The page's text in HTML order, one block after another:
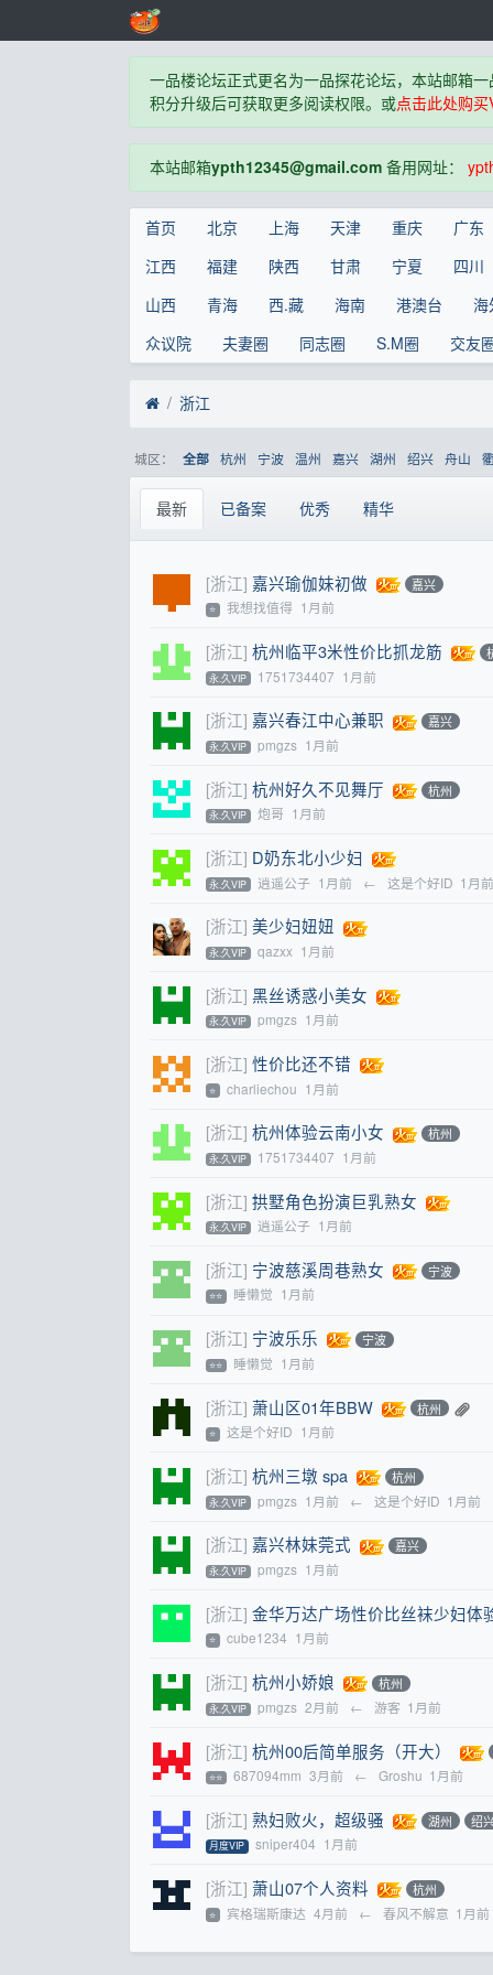
一品楼论坛正式更名为一品探花论坛，本站邮箱一
积分升级后可获取更多阅读权限。或点击此处购买
本站邮箱ypth12345@gmail.com备用网址：
首页 北京 上海 天津 重庆 广东
江西
福建 陕西 甘肃 宁夏 四川
山西
青海 西.藏 海南 港澳台 海
众议院
夫妻圈 同志圈 S.M圈 交友
浙江
城区： 全部 杭州 宁波 温州 嘉兴 湖州 绍兴 舟山
最新 已备案 优秀 精华
[浙江] 嘉兴瑜伽妹初做 嘉兴
⭐ 我想找值得 1月前
[浙江] 杭州临平3米性价比抓龙筋
永.久VIP 1751734407 1月前
[浙江] 嘉兴春江中心兼职 嘉兴
永.久VIP pmgzs 1月前
[浙江] 杭州好久不见舞厅 杭州
永.久VIP 炮哥 1月前
[浙江] D奶东北小少妇
永.久VIP 逍遥公子 1月前 ← 这是个好ID 1月前
[浙江] 美少妇妞妞
永.久VIP qazxx 1月前
[浙江] 黑丝诱惑小美女
永.久VIP pmgzs 1月前
[浙江] 性价比还不错
⭐ charliechou 1月前
[浙江] 杭州体验云南小女 杭州
永.久VIP 1751734407 1月前
[浙江] 拱墅角色扮演巨乳熟女
永.久VIP 逍遥公子 1月前
[浙江] 宁波慈溪周巷熟女 宁波
⭐⭐ 睡懒觉 1月前
[浙江] 宁波乐乐 宁波
⭐⭐ 睡懒觉 1月前
[浙江] 萧山区01年BBW 杭州
⭐ 这是个好ID 1月前
[浙江] 杭州三墩 spa 杭州
永.久VIP pmgzs 1月前 ← 这是个好ID 1月前
[浙江] 嘉兴林妹莞式 嘉兴
永.久VIP pmgzs 1月前
[浙江] 金华万达广场性价比丝袜少妇体
⭐ cube1234 1月前
[浙江] 杭州小娇娘 杭州
永.久VIP pmgzs 2月前 ← 游客 1月前
[浙江] 杭州00后简单服务（开大）
⭐⭐ 687094mm 3月前 ← Groshu 1月前
[浙江] 熟妇败火，超级骚 湖州 绍
月度VIP sniper404 1月前
[浙江] 萧山07个人资料 杭州
⭐ 宾格瑞斯康达 4月前 ← 春风不解意 1月前